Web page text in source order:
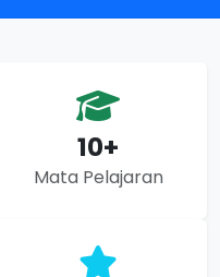
10+
Mata Pelajaran